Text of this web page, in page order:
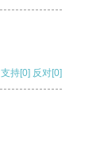
支持[0] 反对[0]